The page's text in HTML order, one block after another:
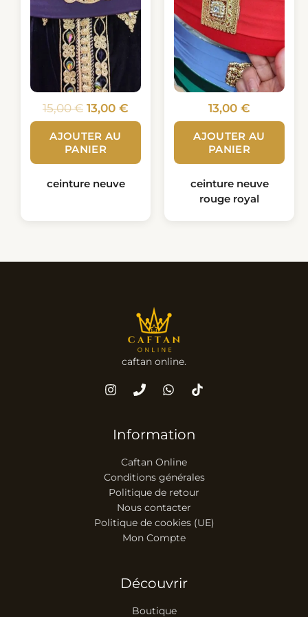
15,00€ 13,00 €
AJOUTER AU
PANIER
ceinture neuve
13,00 €
AJOUTER AU
PANIER
ceinture neuve
rouge royal
caftan online.
Information
Caftan Online
Conditions générales
Politique de retour
Nous contacter
Politique de cookies (UE)
Mon Compte
Découvrir
Boutique